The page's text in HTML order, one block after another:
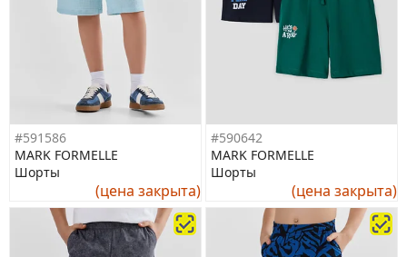
#591586
MARK FORMELLE
Шорты
(цена закрыта)
#590642
MARK FORMELLE
Шорты
(цена закрыта)